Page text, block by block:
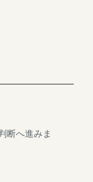
断へ進みま